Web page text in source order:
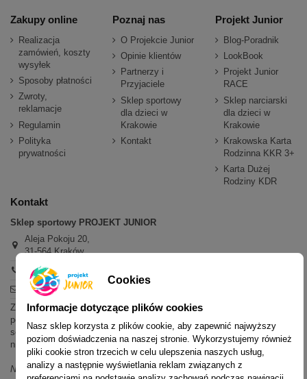
Zakupy online
Realizacja
zamówień, koszty
wysyłek
Sposoby płatności
Zwroty,
reklamacje
Regulamin
Polityka
prywatności
Poznaj nas
O Projekcie Junior
Opinie klientów
Partnerzy i
Przyjaciele
Sklep sportowy
dla dzieci w
Krakowie
Kontakt
Projekt Junior
Blog-Poradnik
LookBook
Projekt Junior
RACE
Sklep narciarski
dla dzieci w
Krakowie
Krakowska Karta
Rodzinna KKR 3+
Karta Dużej
Rodziny KDR
Kontakt
Sklep sportowy PROJEKT JUNIOR
Aleja Pokoju 20,
31-564 Kraków
+48 600 779 897
sklep@projektjunior.pl
Zapraszamy do sklepu stacjonarnego:
poniedziałek - piątek: 11.00-19.00
sobota: 10.00-14.00
niedziela (każda): nieczynne
Nie odpowiadamy na wiadomości SMS. W sprawach dotyczących
Cookies
Informacje dotyczące plików cookies
Nasz sklep korzysta z plików cookie, aby zapewnić najwyższy
poziom doświadczenia na naszej stronie. Wykorzystujemy również
pliki cookie stron trzecich w celu ulepszenia naszych usług,
analizy a następnie wyświetlania reklam związanych z